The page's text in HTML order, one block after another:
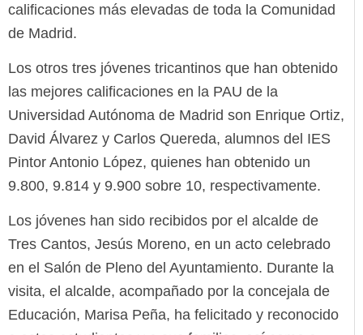
calificaciones más elevadas de toda la Comunidad
de Madrid.
Los otros tres jóvenes tricantinos que han obtenido
las mejores calificaciones en la PAU de la
Universidad Autónoma de Madrid son Enrique Ortiz,
David Álvarez y Carlos Quereda, alumnos del IES
Pintor Antonio López, quienes han obtenido un
9.800, 9.814 y 9.900 sobre 10, respectivamente.
Los jóvenes han sido recibidos por el alcalde de
Tres Cantos, Jesús Moreno, en un acto celebrado
en el Salón de Pleno del Ayuntamiento. Durante la
visita, el alcalde, acompañado por la concejala de
Educación, Marisa Peña, ha felicitado y reconocido